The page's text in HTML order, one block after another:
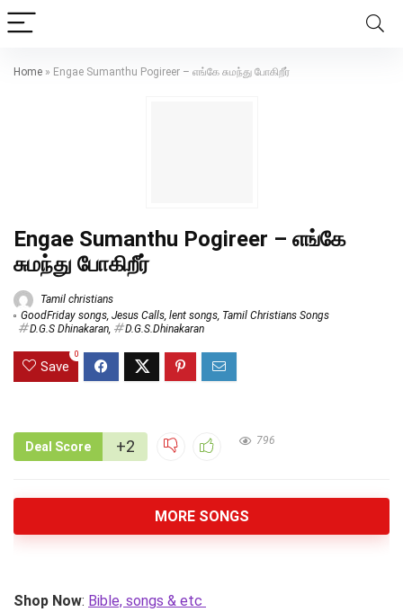
Home » Engae Sumanthu Pogireer – எங்கே சுமந்து போகிறீர்
Engae Sumanthu Pogireer – எங்கே
சுமந்து போகிறீர்
Tamil christians
GoodFriday songs, Jesus Calls, lent songs, Tamil Christians Songs
D.G.S Dhinakaran, D.G.S.Dhinakaran
Save
0
Deal Score +2 796
MORE SONGS
Shop Now: Bible, songs & etc